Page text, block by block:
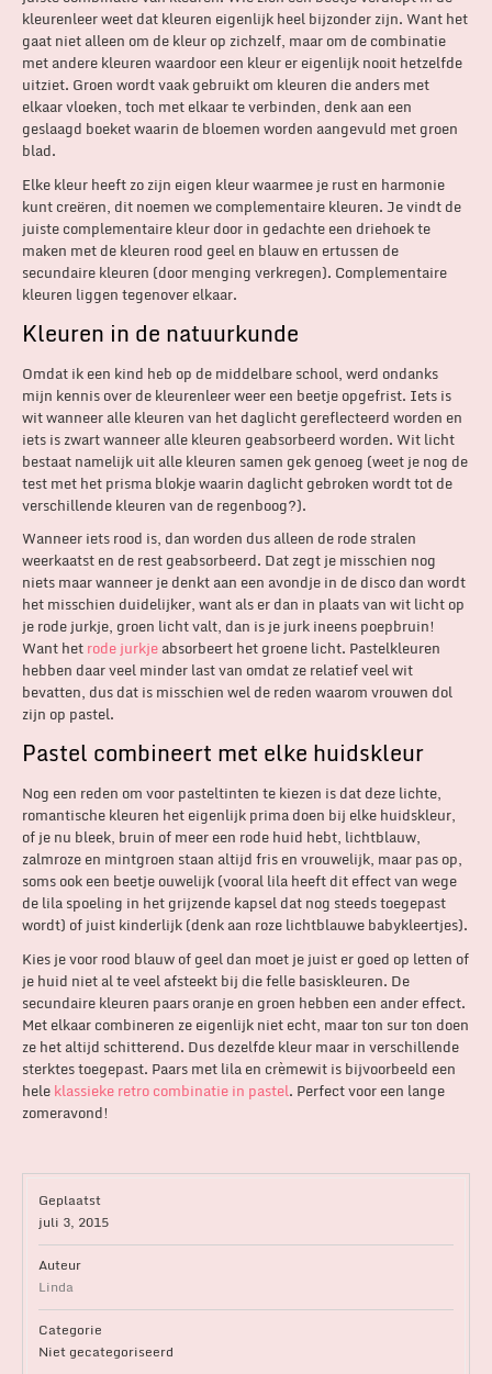
kleurenleer weet dat kleuren eigenlijk heel bijzonder zijn. Want het
gaat niet alleen om de kleur op zichzelf, maar om de combinatie
met andere kleuren waardoor een kleur er eigenlijk nooit hetzelfde
uitziet. Groen wordt vaak gebruikt om kleuren die anders met
elkaar vloeken, toch met elkaar te verbinden, denk aan een
geslaagd boeket waarin de bloemen worden aangevuld met groen
blad.
Elke kleur heeft zo zijn eigen kleur waarmee je rust en harmonie
kunt creëren, dit noemen we complementaire kleuren. Je vindt de
juiste complementaire kleur door in gedachte een driehoek te
maken met de kleuren rood geel en blauw en ertussen de
secundaire kleuren (door menging verkregen). Complementaire
kleuren liggen tegenover elkaar.
Kleuren in de natuurkunde
Omdat ik een kind heb op de middelbare school, werd ondanks
mijn kennis over de kleurenleer weer een beetje opgefrist. Iets is
wit wanneer alle kleuren van het daglicht gereflecteerd worden en
iets is zwart wanneer alle kleuren geabsorbeerd worden. Wit licht
bestaat namelijk uit alle kleuren samen gek genoeg (weet je nog de
test met het prisma blokje waarin daglicht gebroken wordt tot de
verschillende kleuren van de regenboog?).
Wanneer iets rood is, dan worden dus alleen de rode stralen
weerkaatst en de rest geabsorbeerd. Dat zegt je misschien nog
niets maar wanneer je denkt aan een avondje in de disco dan wordt
het misschien duidelijker, want als er dan in plaats van wit licht op
je rode jurkje, groen licht valt, dan is je jurk ineens poepbruin!
Want hetrode jurkjeabsorbeert het groene licht. Pastelkleuren
hebben daar veel minder last van omdat ze relatief veel wit
bevatten, dus dat is misschien wel de reden waarom vrouwen dol
zijn op pastel.
Pastel combineert met elke huidskleur
Nog een reden om voor pasteltinten te kiezen is dat deze lichte,
romantische kleuren het eigenlijk prima doen bij elke huidskleur,
of je nu bleek, bruin of meer een rode huid hebt, lichtblauw,
zalmroze en mintgroen staan altijd fris en vrouwelijk, maar pas op,
soms ook een beetje ouwelijk (vooral lila heeft dit effect van wege
de lila spoeling in het grijzende kapsel dat nog steeds toegepast
wordt) of juist kinderlijk (denk aan roze lichtblauwe babykleertjes).
Kies je voor rood blauw of geel dan moet je juist er goed op letten of
je huid niet al te veel afsteekt bij die felle basiskleuren. De
secundaire kleuren paars oranje en groen hebben een ander effect.
Met elkaar combineren ze eigenlijk niet echt, maar ton sur ton doen
ze het altijd schitterend. Dus dezelfde kleur maar in verschillende
sterktes toegepast. Paars met lila en crèmewit is bijvoorbeeld een
heleklassieke retro combinatie in pastel. Perfect voor een lange
zomeravond!
Geplaatst
juli 3, 2015
Auteur
Linda
Categorie
Niet gecategoriseerd